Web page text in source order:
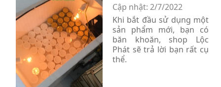
Cập nhật: 2/7/2022
Khi bắt đầu sử dụng một
sản phẩm mới, bạn có
băn khoăn, shop Lộc
Phát sẽ trả lời bạn rất cụ
thể.